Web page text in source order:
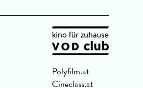
Polyfilm.at
Cineclass.at